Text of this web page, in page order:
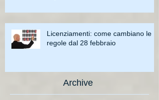
Licenziamenti: come cambiano le
regole dal 28 febbraio
Archive